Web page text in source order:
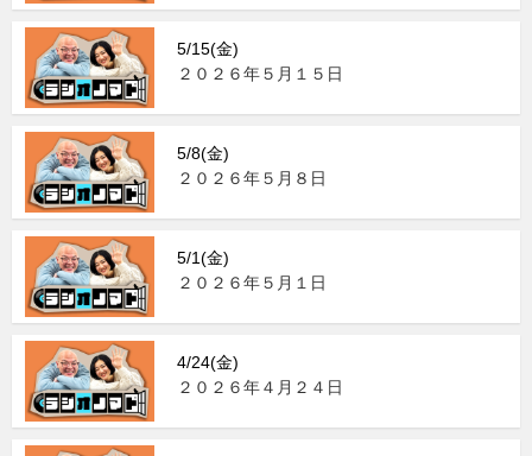
5/15(金)
２０２６年５月１５日
5/8(金)
２０２６年５月８日
5/1(金)
２０２６年５月１日
4/24(金)
２０２６年４月２４日